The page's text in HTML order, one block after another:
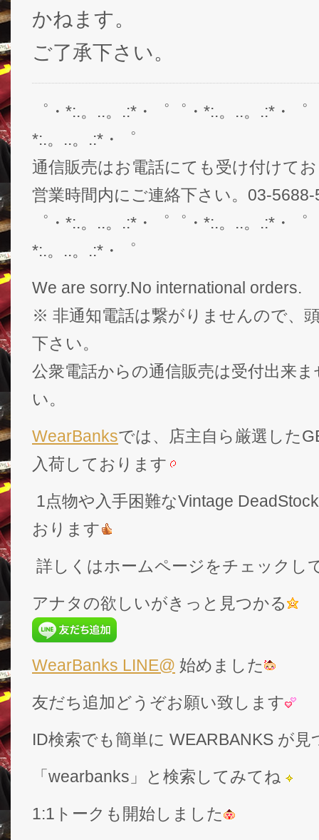
かねます。
ご了承下さい。
゜・*:.。..。.:*・゜゜・*:.。..。.:*・
*:.。..。.:*・゜
通信販売はお電話にても受け付けて
営業時間内にご連絡下さい。03-5688-
゜・*:.。..。.:*・゜゜・*:.。..。.:*・
*:.。..。.:*・゜
We are sorry.No international orders.
※ 非通知電話は繋がりませんので、
下さい。
公衆電話からの通信販売は受付出来
い。
WearBanksでは、店主自ら厳選した
入荷しております
1点物や入手困難なVintage
おります
詳しくはホームページをチェックし
アナタの欲しいがきっと見つかる
WearBanks LINE@ 始めました
友だち追加どうぞお願い致します
ID検索でも簡単に WEARBANKS が
「wearbanks」と検索してみてね
1:1トークも開始しました